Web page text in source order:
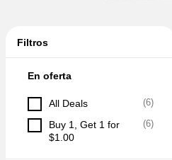
Filtros
En oferta
All Deals (6)
Buy 1, Get 1 for
$1.00
(6)